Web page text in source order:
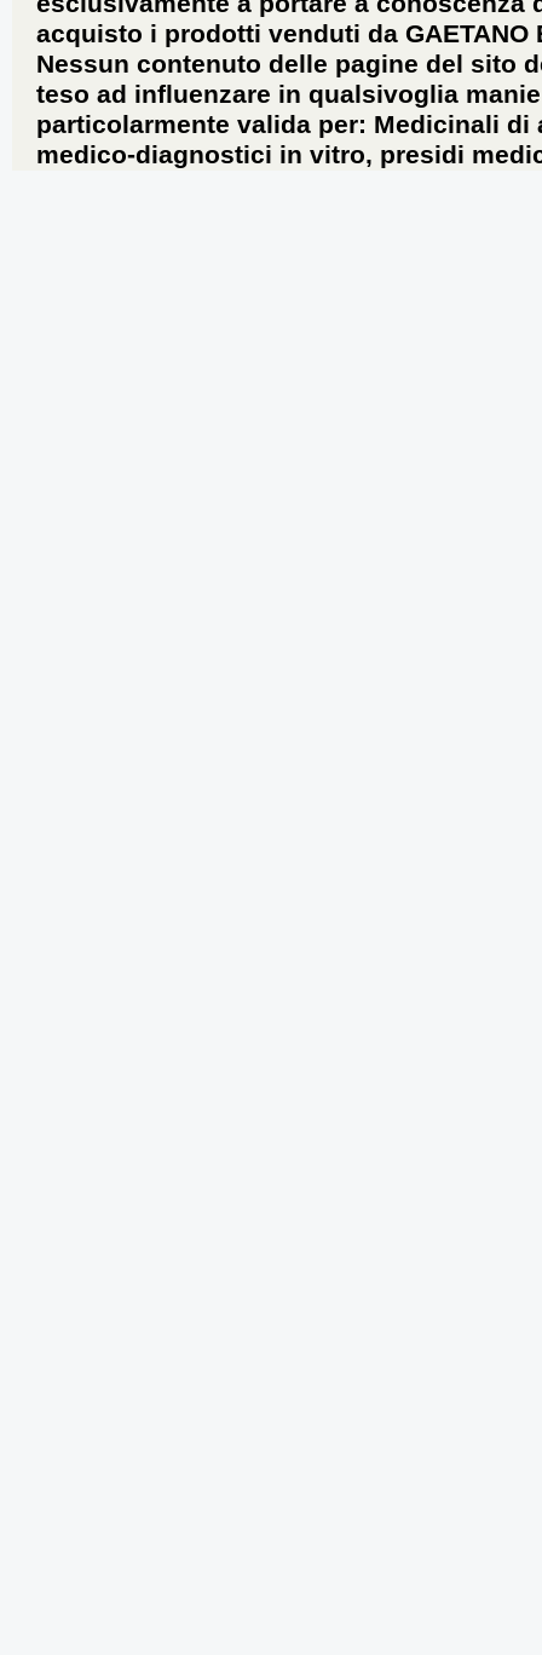
acquisto i prodotti venduti da GAETANO
Nessun contenuto delle pagine del sito
teso ad influenzare in qualsivoglia
particolarmente valida per: Medicinali
medico-diagnostici in vitro, presidi